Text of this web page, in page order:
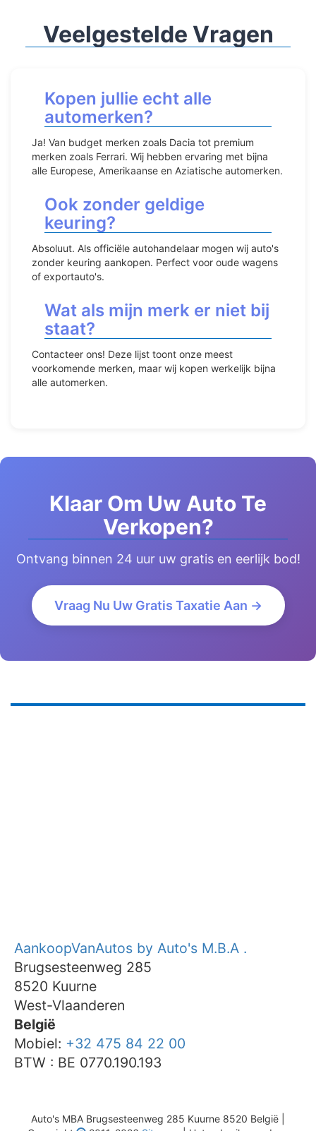
Veelgestelde Vragen
Kopen jullie echt alle
automerken?
Ja! Van budget merken zoals Dacia tot premium
merken zoals Ferrari. Wij hebben ervaring met bijna
alle Europese, Amerikaanse en Aziatische automerken.
Ook zonder geldige
keuring?
Absoluut. Als officiële autohandelaar mogen wij auto's
zonder keuring aankopen. Perfect voor oude wagens
of exportauto's.
Wat als mijn merk er niet bij
staat?
Contacteer ons! Deze lijst toont onze meest
voorkomende merken, maar wij kopen werkelijk bijna
alle automerken.
Klaar Om Uw Auto Te
Verkopen?
Ontvang binnen 24 uur uw gratis en eerlijk bod!
Vraag Nu Uw Gratis Taxatie Aan →
AankoopVanAutos by Auto's M.B.A .
Brugsesteenweg 285
8520 Kuurne
West-Vlaanderen
België
Mobiel: +32 475 84 22 00
BTW : BE 0770.190.193
Auto's MBA Brugsesteenweg 285 Kuurne 8520 België |